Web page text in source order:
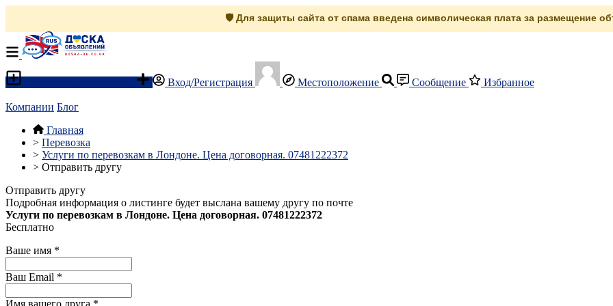
🛡️ Для защиты сайта от спама введена символическая плата за размещение
Вход/Регистрация Местоположение Сообщение Избранное
Компании Блог
Главная
> Перевозка
> Услуги по перевозкам в Лондоне. Цена договорная. 07481222372
> Отправить другу
Отправить другу
Подробная информация о листинге будет выслана вашему другу по почте
Услуги по перевозкам в Лондоне. Цена договорная. 07481222372
Бесплатно
Ваше имя *
Ваш Email *
Имя вашего друга *